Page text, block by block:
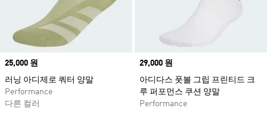
Price
25,000 원
러닝 아디제로 쿼터 양말
Performance
다른 컬러
Price
29,000 원
아디다스 풋볼 그립 프린티드 크
루 퍼포먼스 쿠션 양말
Performance